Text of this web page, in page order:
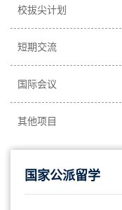
校拔尖计划
短期交流
国际会议
其他项目
国家公派留学